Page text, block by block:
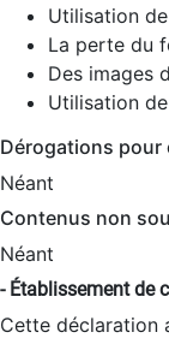
Utilisation
La perte du
Des images
Utilisation
Dérogations
Néant
Contenus non
Néant
- Établissement de
Cette déclaration